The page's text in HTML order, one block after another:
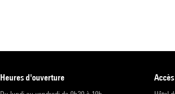
heures d'ouverture